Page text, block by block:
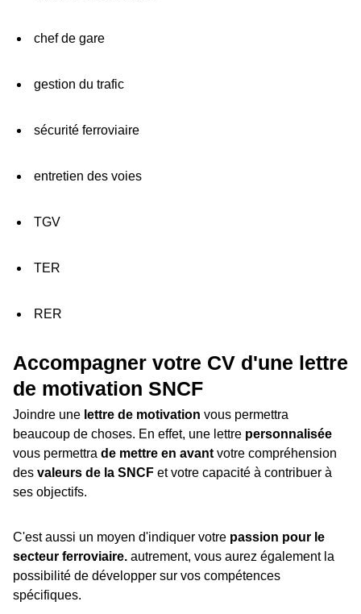
chef de gare
gestion du trafic
sécurité ferroviaire
entretien des voies
TGV
TER
RER
Accompagner votre CV d'une lettre
de motivation SNCF
Joindre une lettre de motivation vous permettra
beaucoup de choses. En effet, une lettre personnalisée
vous permettra de mettre en avant votre compréhension
des valeurs de la SNCF et votre capacité à contribuer à
ses objectifs.
C'est aussi un moyen d'indiquer votre passion pour le
secteur ferroviaire. autrement, vous aurez également la
possibilité de développer sur vos compétences
spécifiques.